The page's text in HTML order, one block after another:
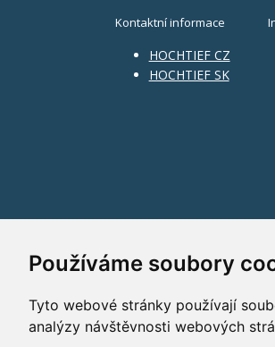
Používáme soubory
Tyto webové stránky používají
analýzy návštěvnosti webových
Kontaktní informace
HOCHTIEF CZ
HOCHTIEF SK